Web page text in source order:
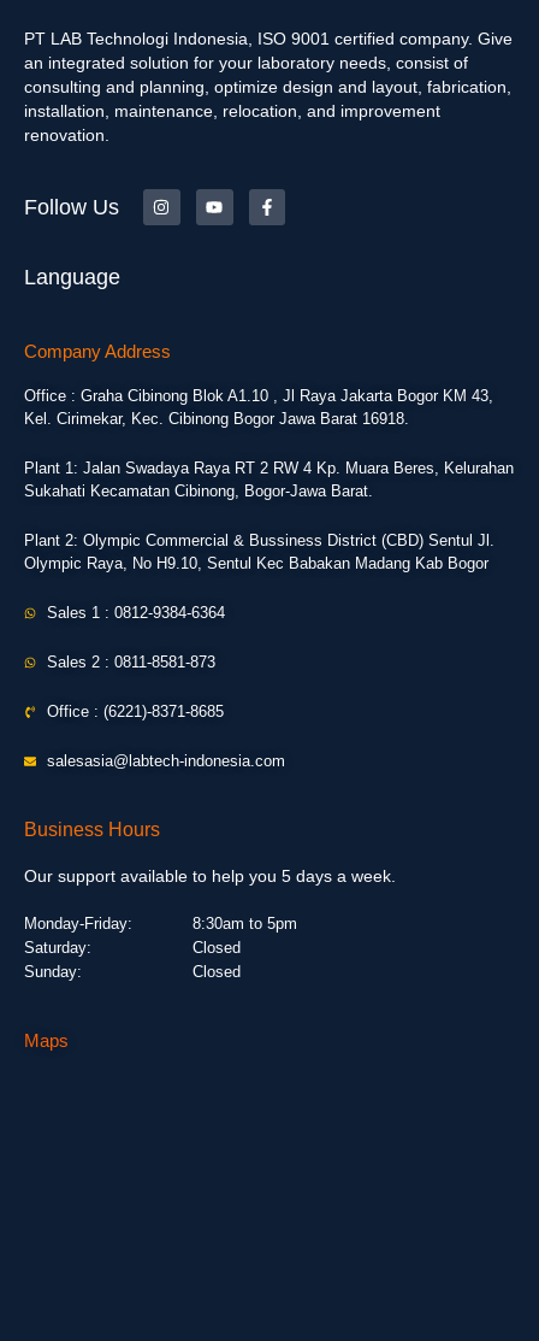
PT LAB Technologi Indonesia, ISO 9001 certified company. Give
an integrated solution for your laboratory needs, consist of
consulting and planning, optimize design and layout, fabrication,
installation, maintenance, relocation, and improvement
renovation.
Follow Us
Language
Company Address
Office : Graha Cibinong Blok A1.10 , Jl Raya Jakarta Bogor KM 43,
Kel. Cirimekar, Kec. Cibinong Bogor Jawa Barat 16918.
Plant 1: Jalan Swadaya Raya RT 2 RW 4 Kp. Muara Beres, Kelurahan
Sukahati Kecamatan Cibinong, Bogor-Jawa Barat.
Plant 2: Olympic Commercial & Bussiness District (CBD) Sentul Jl.
Olympic Raya, No H9.10, Sentul Kec Babakan Madang Kab Bogor
Sales 1 : 0812-9384-6364
Sales 2 : 0811-8581-873
Office : (6221)-8371-8685
salesasia@labtech-indonesia.com
Business Hours
Our support available to help you 5 days a week.
Monday-Friday:
Saturday:
Sunday:
8:30am to 5pm
Closed
Closed
Maps